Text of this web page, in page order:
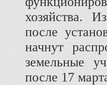
хозяйства.
после
начнут
земельные
после 17